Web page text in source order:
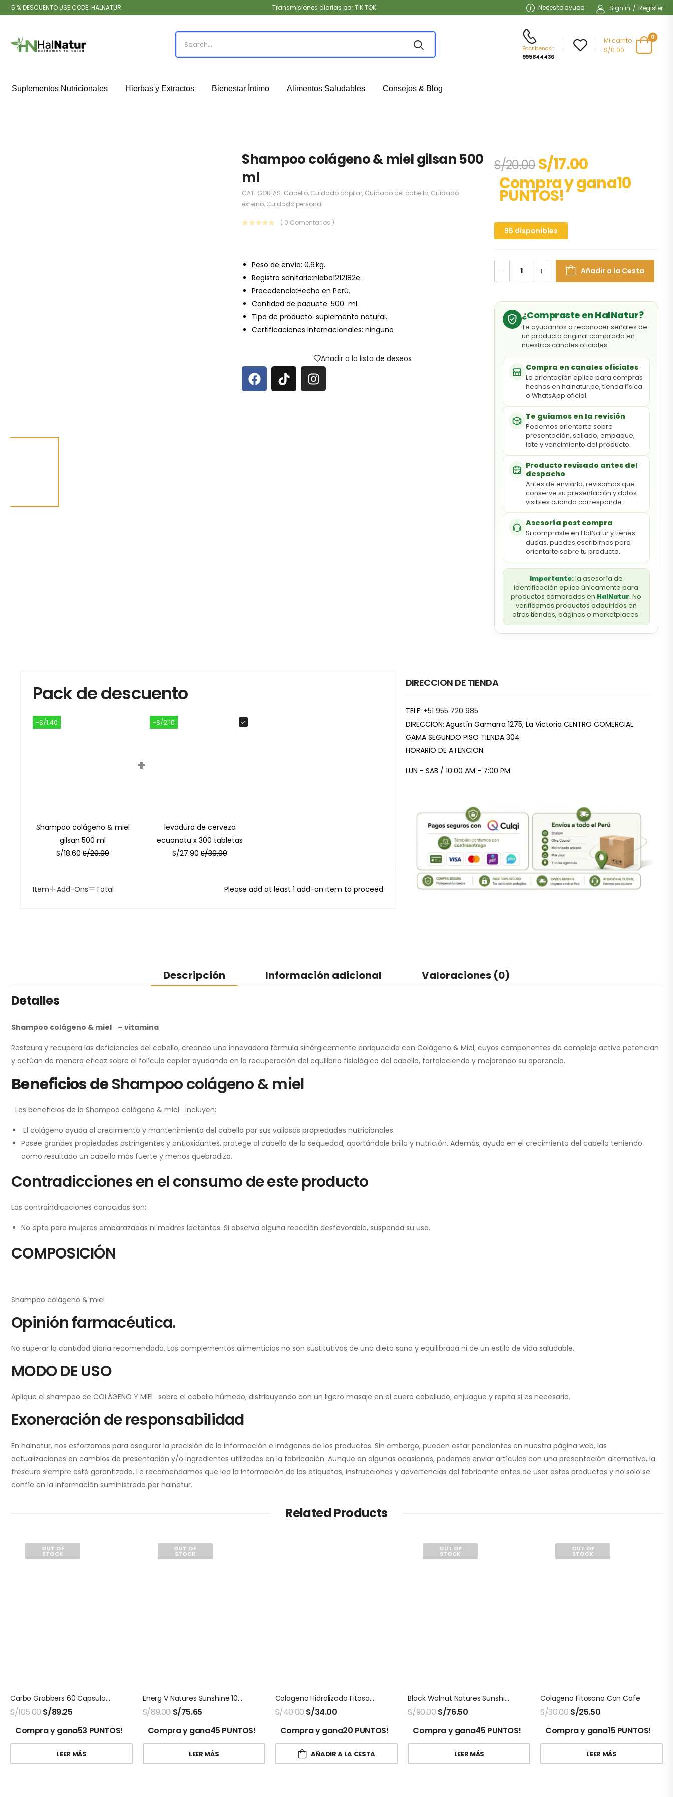
5 % DESCUENTO USE CODE: HALNATUR Transmisiones diarias por TIK TOK Necesito ayuda Sign in / Register
Escribenos:
995844436
Mi carrito
S/0.00
0
Suplementos Nutricionales Hierbas y Extractos Bienestar Íntimo Alimentos Saludables Consejos & Blog
Shampoo colágeno & miel gilsan 500
ml
CATEGORÍAS: Cabello, Cuidado capilar, Cuidado del cabello, Cuidado
externo, Cuidado personal
( 0 Comentarios )
Peso de envío: 0.6 kg.
Registro sanitario:nlaba1212182e.
Procedencia:Hecho en Perú.
Cantidad de paquete: 500 ml.
Tipo de producto: suplemento natural.
Certificaciones internacionales: ninguno
Añadir a la lista de deseos
S/20.00 S/17.00
Compra y gana10
PUNTOS!
95 disponibles
Añadir a la Cesta
¿Compraste en HalNatur?
Te ayudamos a reconocer señales de
un producto original comprado en
nuestros canales oficiales.
Compra en canales oficiales
La orientación aplica para compras
hechas en halnatur.pe, tienda física
o WhatsApp oficial.
Te guiamos en la revisión
Podemos orientarte sobre
presentación, sellado, empaque,
lote y vencimiento del producto.
Producto revisado antes del
despacho
Antes de enviarlo, revisamos que
conserve su presentación y datos
visibles cuando corresponde.
Asesoría post compra
Si compraste en HalNatur y tienes
dudas, puedes escribirnos para
orientarte sobre tu producto.
Importante:la asesoría de
identificación aplica únicamente para
productos comprados en HalNatur. No
verificamos productos adquiridos en
otras tiendas, páginas o marketplaces.
Pack de descuento
-S/1.40
Shampoo colágeno & miel
gilsan 500 ml
S/18.60 S/20.00
+
-S/2.10
levadura de cerveza
ecuanatu x 300 tabletas
S/27.90 S/30.00
Item+Add-Ons=Total Please add at least 1 add-on item to proceed
DIRECCION DE TIENDA
TELF: +51 955 720 985
DIRECCION: Agustín Gamarra 1275, La Victoria CENTRO COMERCIAL
GAMA SEGUNDO PISO TIENDA 304
HORARIO DE ATENCION:
LUN - SAB / 10:00 AM - 7:00 PM
Descripción Información adicional Valoraciones (0)
Detalles
Shampoo colágeno & miel – vitamina
Restaura y recupera las deficiencias del cabello, creando una innovadora fórmula sinérgicamente enriquecida con Colágeno & Miel, cuyos componentes de complejo activo potencian
y actúan de manera eficaz sobre el folículo capilar ayudando en la recuperación del equilibrio fisiológico del cabello, fortaleciendo y mejorando su aparencia.
Beneficios deShampoo colágeno & miel
Los beneficios de la Shampoo colágeno & miel incluyen:
El colágeno ayuda al crecimiento y mantenimiento del cabello por sus valiosas propiedades nutricionales.
Posee grandes propiedades astringentes y antioxidantes, protege al cabello de la sequedad, aportándole brillo y nutrición. Además, ayuda en el crecimiento del cabello teniendo
como resultado un cabello más fuerte y menos quebradizo.
Contradicciones en el consumo de este producto
Las contraindicaciones conocidas son:
No apto para mujeres embarazadas ni madres lactantes. Si observa alguna reacción desfavorable, suspenda su uso.
COMPOSICIÓN
Shampoo colágeno & miel
Opinión farmacéutica.
No superar la cantidad diaria recomendada. Los complementos alimenticios no son sustitutivos de una dieta sana y equilibrada ni de un estilo de vida saludable.
MODO DE USO
Aplique el shampoo de COLÁGENO Y MIEL sobre el cabello húmedo, distribuyendo con un ligero masaje en el cuero cabelludo, enjuague y repita si es necesario.
Exoneración de responsabilidad
En halnatur, nos esforzamos para asegurar la precisión de la información e imágenes de los productos. Sin embargo, pueden estar pendientes en nuestra página web, las
actualizaciones en cambios de presentación y/o ingredientes utilizados en la fabricación. Aunque en algunas ocasiones, podemos enviar artículos con una presentación alternativa, la
frescura siempre está garantizada. Le recomendamos que lea la información de las etiquetas, instrucciones y advertencias del fabricante antes de usar estos productos y no solo se
confíe en la información suministrada por halnatur.
Related Products
OUT OF
STOCK
Carbo Grabbers 60 Capsulas Natures Sunshine
S/105.00S/89.25
Compra y gana53 PUNTOS!
LEER MÁS
OUT OF
STOCK
Energ V Natures Sunshine 100 Capsulas
S/89.00 S/75.65
Compra y gana45 PUNTOS!
LEER MÁS
Colageno Hidrolizado Fitosana
S/40.00S/34.00
Compra y gana20 PUNTOS!
AÑADIR A LA CESTA
OUT OF
STOCK
Black Walnut Natures Sunshine 100 Capsulas
S/90.00S/76.50
Compra y gana45 PUNTOS!
LEER MÁS
OUT OF
STOCK
Colageno Fitosana Con Cafe
S/30.00 S/25.50
Compra y gana15 PUNTOS!
LEER MÁS